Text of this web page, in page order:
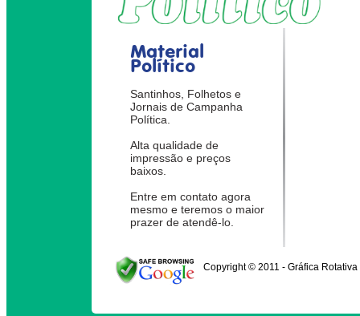
Material
Político
Santinhos, Folhetos e
Jornais de Campanha
Política.
Alta qualidade de
impressão e preços
baixos.
Entre em contato agora
mesmo e teremos o maior
prazer de atendê-lo.
Copyright © 2011 - Gráfica